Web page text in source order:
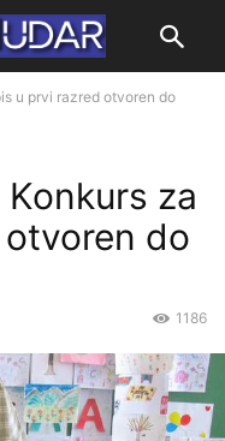
u prvi razred otvoren do
Konkurs za
do
1186